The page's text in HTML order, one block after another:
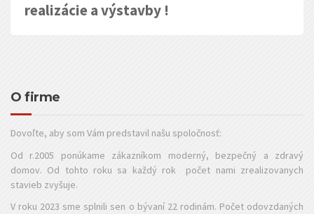
realizácie a výstavby !
O firme
Dovoľte, aby som Vám predstavil našu spoločnosť:
Od r.2005 ponúkame zákazníkom moderný, bezpečný a zdravý
domov. Od tohto roku sa každý rok počet nami zrealizovanych
stavieb zvyšuje.
V roku 2023 sme splnili sen o bývaní 22 rodinám. Počet odovzdaných